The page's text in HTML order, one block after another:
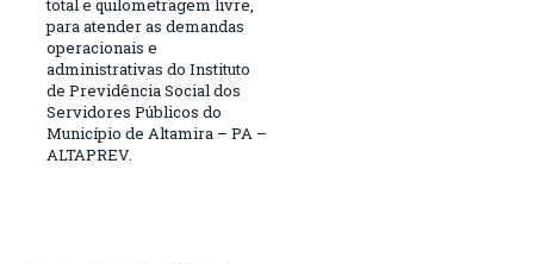
total e quilometragem livre,
para atender as demandas
operacionais e
administrativas do Instituto
de Previdência Social dos
Servidores Públicos do
Município de Altamira – PA –
ALTAPREV.